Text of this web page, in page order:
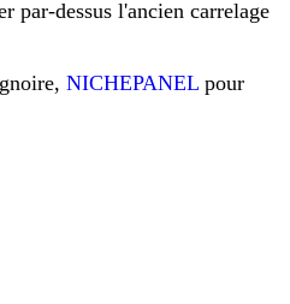
par-dessus l'ancien carrelage
NICHEPANEL pour